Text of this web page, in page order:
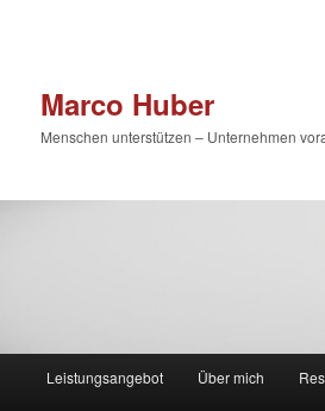
Marco Huber
Menschen unterstützen – Unternehmen
Leistungsangebot Über mich